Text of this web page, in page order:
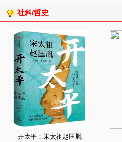
社科/哲史
开太平：宋太祖赵匡胤